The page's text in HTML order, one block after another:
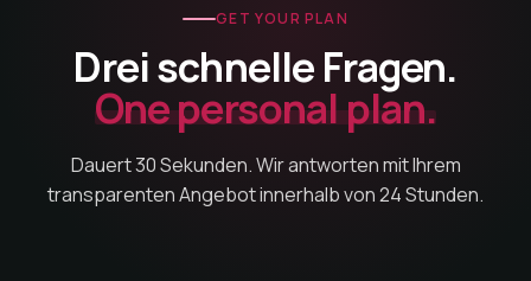
GET YOUR PLAN
Drei schnelle Fragen.
One personal plan.
Dauert 30 Sekunden. Wir antworten mit Ihrem
transparenten Angebot innerhalb von 24 Stunden.